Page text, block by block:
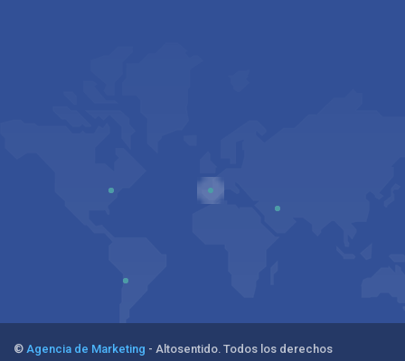
© Agencia de Marketing - Altosentido. Todos los derechos